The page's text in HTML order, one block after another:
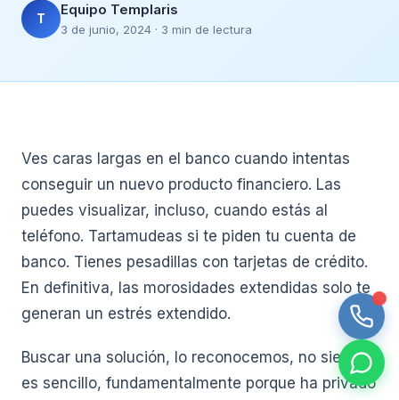
T
Equipo Templaris
3 de junio, 2024 · 3 min de lectura
Ves caras largas en el banco cuando intentas
conseguir un nuevo producto financiero. Las
puedes visualizar, incluso, cuando estás al
teléfono. Tartamudeas si te piden tu cuenta de
banco. Tienes pesadillas con tarjetas de crédito.
En definitiva, las morosidades extendidas solo te
generan un estrés extendido.
Buscar una solución, lo reconocemos, no siempre
es sencillo, fundamentalmente porque ha privado